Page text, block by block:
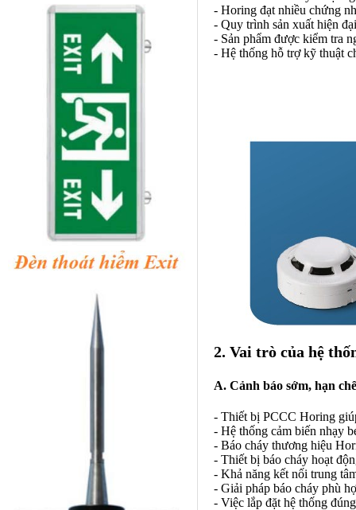
- Horing đạt nhiều chứng
- Quy trình sản xuất hiện
- Sản phẩm được kiểm tra
- Hệ thống hỗ trợ kỹ thuật
2. Vai trò của hệ
A. Cảnh báo sớm, hạn
- Thiết bị PCCC Horing
- Hệ thống cảm biến nhạy
- Báo cháy thương hiệu
- Thiết bị báo cháy hoạt
- Khả năng kết nối trung
- Giải pháp báo cháy phù
- Việc lắp đặt hệ thống